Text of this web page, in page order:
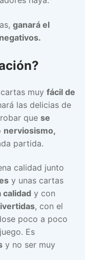
ganará el
muy fácil de
las delicias de
que se
nerviosismo,
partida.
calidad junto
y unas cartas
calidad y con
, con el
poco a poco
Es
y no ser muy